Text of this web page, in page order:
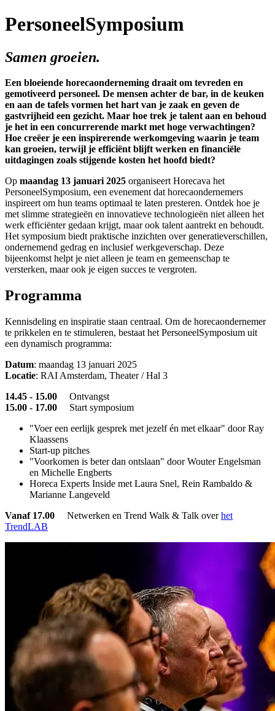
PersoneelSymposium
Samen groeien.
Een bloeiende horecaonderneming draait om tevreden en
gemotiveerd personeel. De mensen achter de bar, in de keuken
en aan de tafels vormen het hart van je zaak en geven de
gastvrijheid een gezicht. Maar hoe trek je talent aan en behoud
je het in een concurrerende markt met hoge verwachtingen?
Hoe creëer je een inspirerende werkomgeving waarin je team
kan groeien, terwijl je efficiënt blijft werken en financiële
uitdagingen zoals stijgende kosten het hoofd biedt?
Op maandag 13 januari 2025 organiseert Horecava het
PersoneelSymposium, een evenement dat horecaondernemers
inspireert om hun teams optimaal te laten presteren. Ontdek hoe je
met slimme strategieën en innovatieve technologieën niet alleen het
werk efficiënter gedaan krijgt, maar ook talent aantrekt en behoudt.
Het symposium biedt praktische inzichten over generatieverschillen,
ondernemend gedrag en inclusief werkgeverschap. Deze
bijeenkomst helpt je niet alleen je team en gemeenschap te
versterken, maar ook je eigen succes te vergroten.
Programma
Kennisdeling en inspiratie staan centraal. Om de horecaondernemer
te prikkelen en te stimuleren, bestaat het PersoneelSymposium uit
een dynamisch programma:
Datum: maandag 13 januari 2025
Locatie: RAI Amsterdam, Theater / Hal 3
14.45 - 15.00 Ontvangst
15.00 - 17.00 Start symposium
"Voer een eerlijk gesprek met jezelf én met elkaar" door Ray
Klaassens
Start-up pitches
"Voorkomen is beter dan ontslaan" door Wouter Engelsman
en Michelle Engberts
Horeca Experts Inside met Laura Snel, Rein Rambaldo &
Marianne Langeveld
Vanaf 17.00
Netwerken en Trend Walk & Talk overhet
TrendLAB